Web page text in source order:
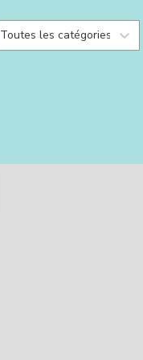
Toutes les catégories